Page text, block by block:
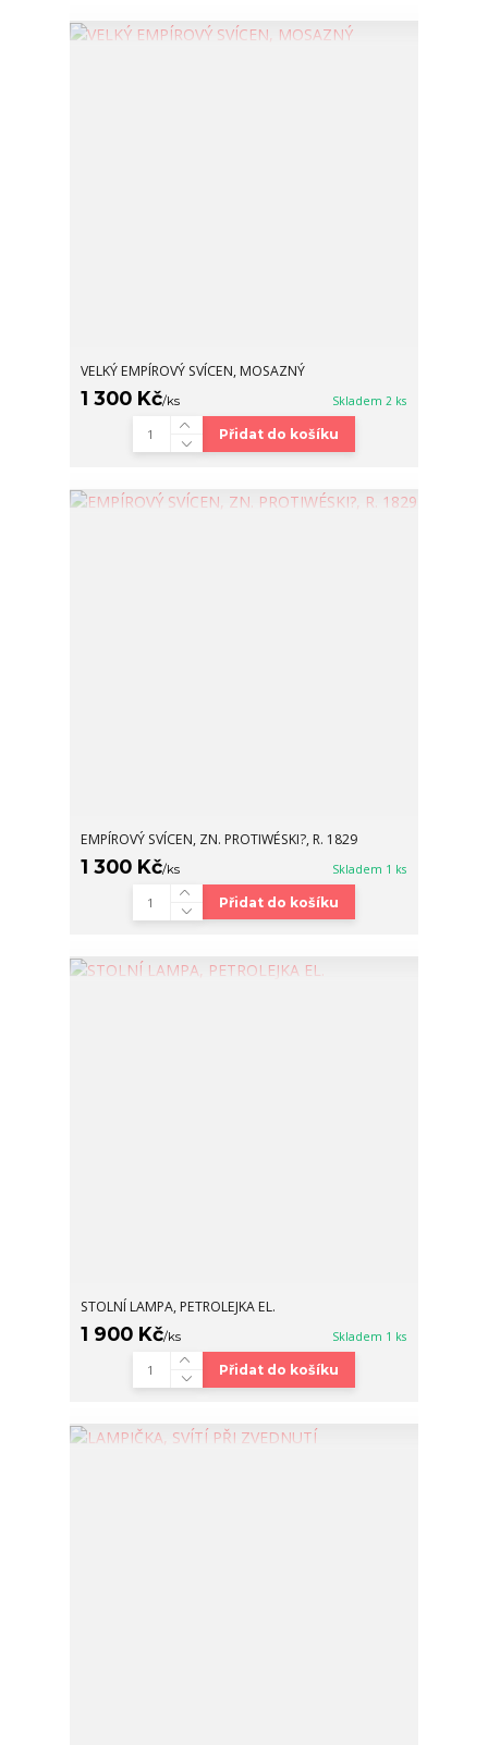
VELKÝ EMPÍROVÝ SVÍCEN, MOSAZNÝ
1 300 Kč/ks Skladem 2 ks
Přidat do košíku
EMPÍROVÝ SVÍCEN, ZN. PROTIWÉSKI?, R. 1829
1 300 Kč/ks Skladem 1 ks
Přidat do košíku
STOLNÍ LAMPA, PETROLEJKA EL.
1 900 Kč/ks Skladem 1 ks
Přidat do košíku